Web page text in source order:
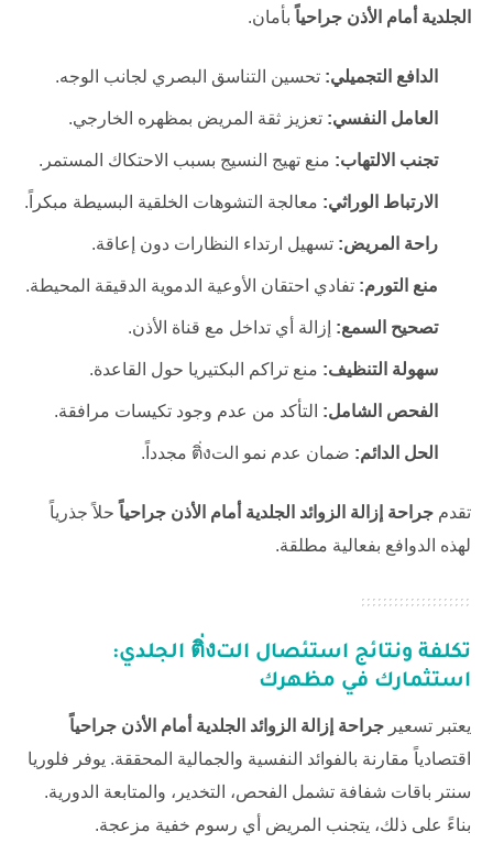
الجلدية أمام الأذن جراحياً بأمان.
الدافع التجميلي: تحسين التناسق البصري لجانب الوجه.
العامل النفسي: تعزيز ثقة المريض بمظهره الخارجي.
تجنب الالتهاب: منع تهيج النسيج بسبب الاحتكاك المستمر.
الارتباط الوراثي: معالجة التشوهات الخلقية البسيطة مبكراً.
راحة المريض: تسهيل ارتداء النظارات دون إعاقة.
منع التورم: تفادي احتقان الأوعية الدموية الدقيقة المحيطة.
تصحيح السمع: إزالة أي تداخل مع قناة الأذن.
سهولة التنظيف: منع تراكم البكتيريا حول القاعدة.
الفحص الشامل: التأكد من عدم وجود تكيسات مرافقة.
الحل الدائم: ضمان عدم نمو التติ่ง مجدداً.
تقدم جراحة إزالة الزوائد الجلدية أمام الأذن جراحياً حلاً جذرياً
لهذه الدوافع بفعالية مطلقة.
تكلفة ونتائج استئصال التติ่ง الجلدي:
استثمارك في مظهرك
يعتبر تسعير جراحة إزالة الزوائد الجلدية أمام الأذن جراحياً
اقتصادياً مقارنة بالفوائد النفسية والجمالية المحققة. يوفر فلوريا
سنتر باقات شفافة تشمل الفحص، التخدير، والمتابعة الدورية.
بناءً على ذلك، يتجنب المريض أي رسوم خفية مزعجة.